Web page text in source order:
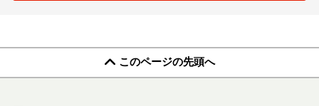
このページの先頭へ